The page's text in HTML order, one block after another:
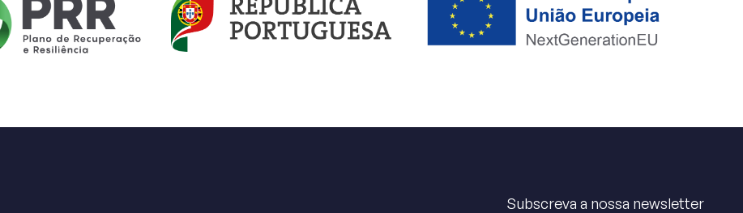
Subscreva a nossa newsletter